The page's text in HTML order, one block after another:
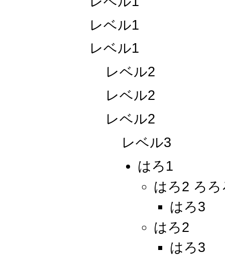
レベル1
レベル1
レベル2
レベル2
レベル2
レベル3
はろ1
はろ2 ろ
はろ3
はろ2
はろ3